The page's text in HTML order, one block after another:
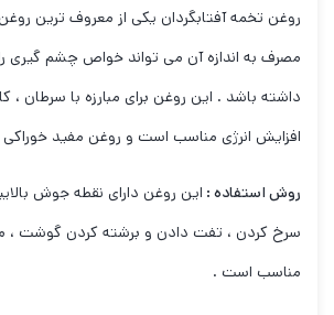
روغن تخمه آفتابگردان یکی از معروف ترین
مصرف به اندازه آن می تواند خواص چشم گیری
داشته باشد . این روغن برای مبارزه با سرطان
افزایش انرژی مناسب است و روغن مفید
روش استفاده : این روغن دارای نقطه جوش
سرخ کردن ، تفت دادن و برشته کردن گوشت ،
مناسب است .